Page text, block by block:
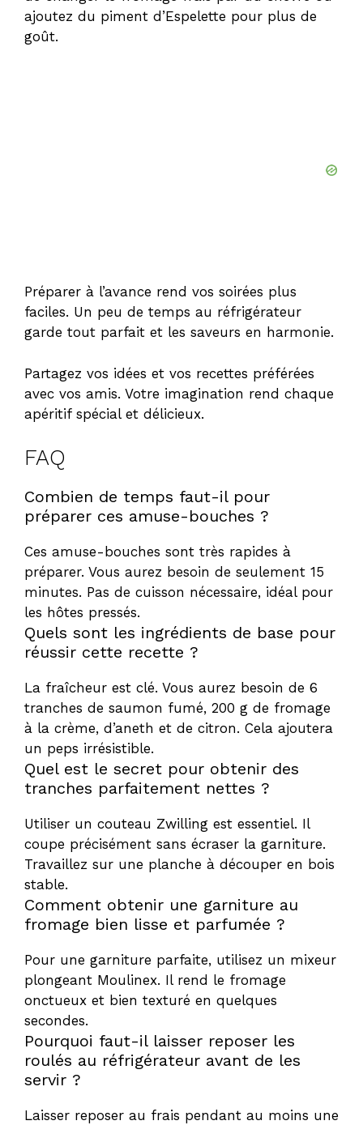
ajoutez du piment d’Espelette pour plus de
goût.
Préparer à l’avance rend vos soirées plus
faciles. Un peu de temps au réfrigérateur
garde tout parfait et les saveurs en harmonie.
Partagez vos idées et vos recettes préférées
avec vos amis. Votre imagination rend chaque
apéritif spécial et délicieux.
FAQ
Combien de temps faut-il pour
préparer ces amuse-bouches ?
Ces amuse-bouches sont très rapides à
préparer. Vous aurez besoin de seulement 15
minutes. Pas de cuisson nécessaire, idéal pour
les hôtes pressés.
Quels sont les ingrédients de base pour
réussir cette recette ?
La fraîcheur est clé. Vous aurez besoin de 6
tranches de saumon fumé, 200 g de fromage
à la crème, d’aneth et de citron. Cela ajoutera
un peps irrésistible.
Quel est le secret pour obtenir des
tranches parfaitement nettes ?
Utiliser un couteau Zwilling est essentiel. Il
coupe précisément sans écraser la garniture.
Travaillez sur une planche à découper en bois
stable.
Comment obtenir une garniture au
fromage bien lisse et parfumée ?
Pour une garniture parfaite, utilisez un mixeur
plongeant Moulinex. Il rend le fromage
onctueux et bien texturé en quelques
secondes.
Pourquoi faut-il laisser reposer les
roulés au réfrigérateur avant de les
servir ?
Laisser reposer au frais pendant au moins une